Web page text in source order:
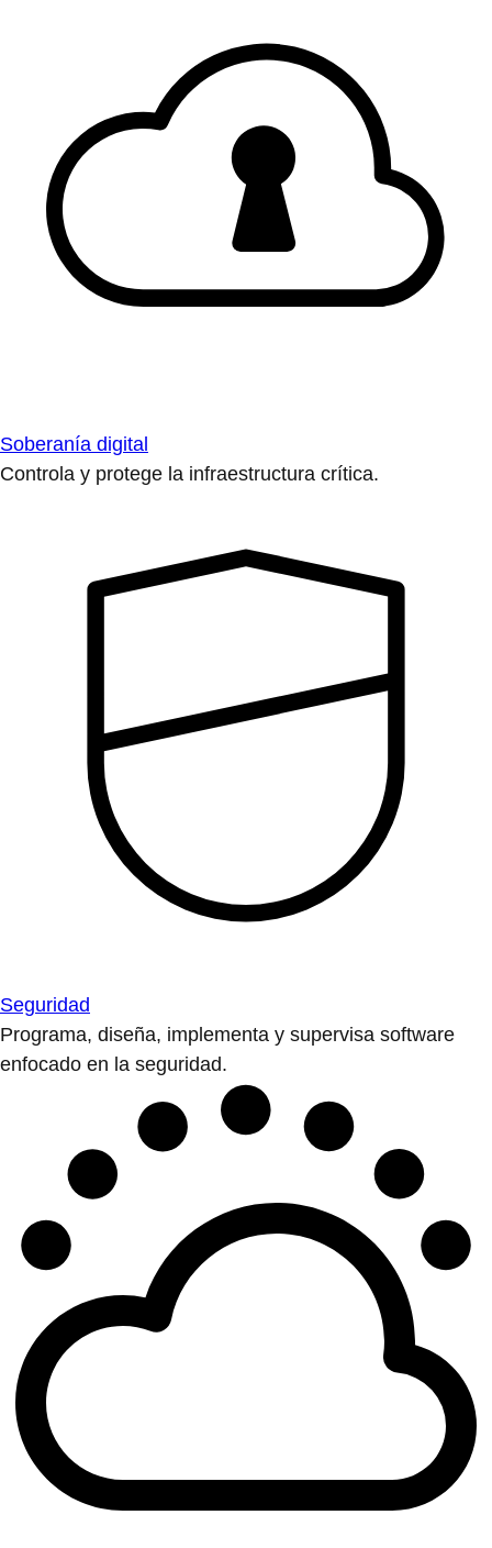
Soberanía digital
Controla y protege la infraestructura crítica.
Seguridad
Programa, diseña, implementa y supervisa software
enfocado en la seguridad.